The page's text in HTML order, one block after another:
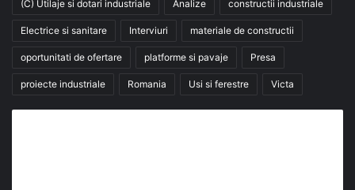
(C) Utilaje si dotari industriale Analize constructii industriale
Electrice si sanitare Interviuri materiale de constructii
oportunitati de ofertare platforme si pavaje Presa
proiecte industriale Romania Usi si ferestre Victa